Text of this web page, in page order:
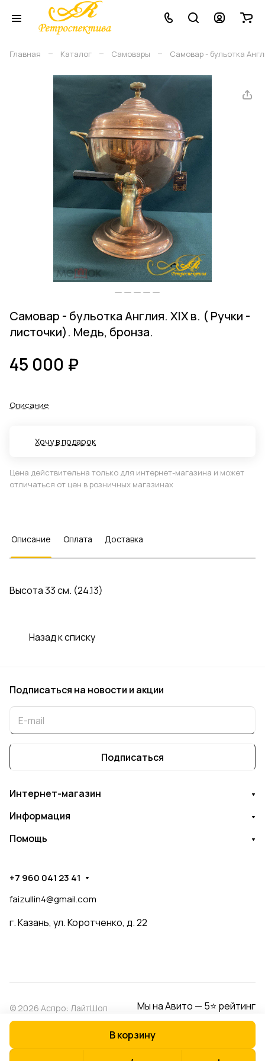
Главная – Каталог – Самовары – Самовар - бульотка
Самовар - бульотка Англия. XIX в. ( Ручки -
листочки). Медь, бронза.
45 000 ₽
В корзину
Описание
Хочу в подарок
Цена действительна только для интернет-магазина и может
отличаться от цен в розничных магазинах
Описание Оплата Доставка
Высота 33 см. (24.13)
Назад к списку
Подписаться на новости и акции
Подписаться
Интернет-магазин
Информация
Помощь
+7 960 041 23 41
faizullin4@gmail.com
г. Казань, ул. Коротченко, д. 22
© 2026 Аспро: ЛайтШоп Мы на Авито — 5⭐ рейтинг
Оферта
Разработано в